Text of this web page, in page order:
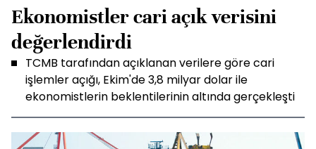
Ekonomistler cari açık verisini
değerlendirdi
TCMB tarafından açıklanan verilere göre cari
işlemler açığı, Ekim'de 3,8 milyar dolar ile
ekonomistlerin beklentilerinin altında gerçekleşti